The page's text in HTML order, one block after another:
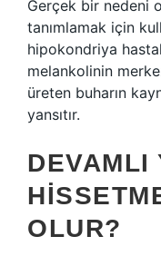
Gerçek bir nedeni
tanımlamak için
hipokondriya
melankolinin
üreten buharın
yansıtır.
DEVAMLI
OLUR?